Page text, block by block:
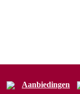
Aanbiedingen